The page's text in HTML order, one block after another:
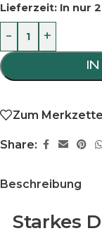
Lieferzeit: In nur
- +
Zum
Share:
Beschreibung
Starkes